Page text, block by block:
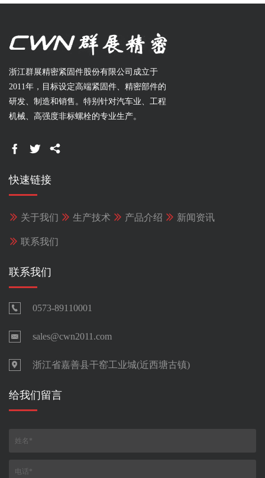
浙江群展精密紧固件股份有限公司成立于
2011年，目标设定高端紧固件、精密部件的
研发、制造和销售。特别针对汽车业、工程
机械、高强度非标螺栓的专业生产。
  
快速链接
 关于我们  生产技术  产品介绍  新闻资讯
 联系我们
联系我们
 0573-89110001
 sales@cwn2011.com
 浙江省嘉善县干窑工业城(近西塘古镇)
给我们留言